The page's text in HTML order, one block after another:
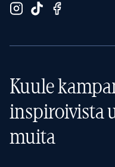
Kuule
inspiroivista
muita